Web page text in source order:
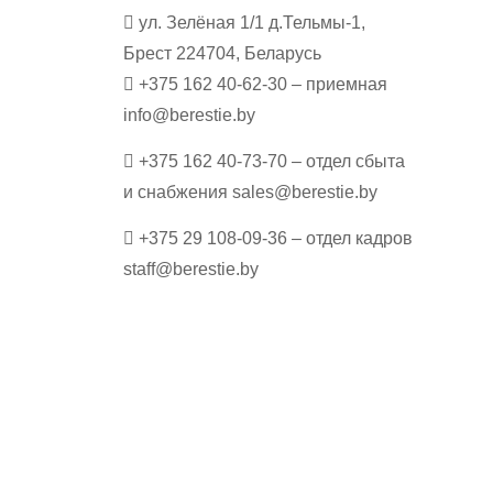
ул. Зелёная 1/1 д.Тельмы-1,
Брест 224704, Беларусь
+375 162 40-62-30 – приемная
info@berestie.by
+375 162 40-73-70 – отдел сбыта
и снабжения sales@berestie.by
+375 29 108-09-36 – отдел кадров
staff@berestie.by